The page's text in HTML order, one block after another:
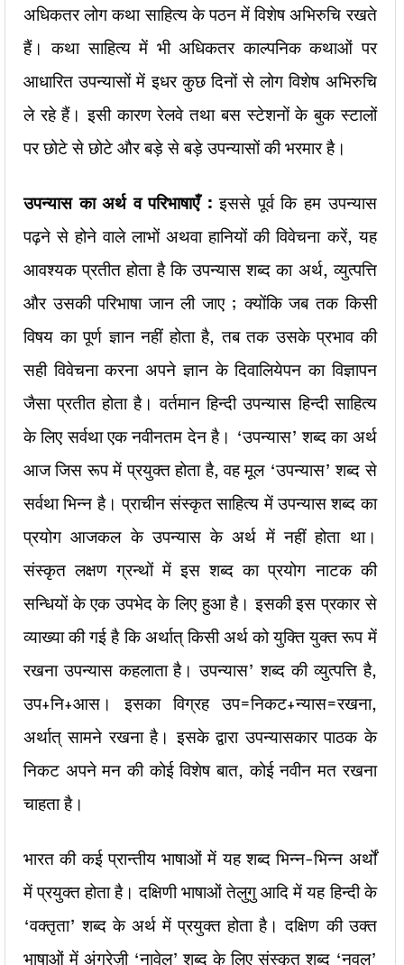
अधिकतर लोग कथा साहित्य के पठन में विशेष अभिरुचि रखते
हैं। कथा साहित्य में भी अधिकतर काल्पनिक कथाओं पर
आधारित उपन्यासों में इधर कुछ दिनों से लोग विशेष अभिरुचि
ले रहे हैं। इसी कारण रेलवे तथा बस स्टेशनों के बुक स्टालों
पर छोटे से छोटे और बड़े से बड़े उपन्यासों की भरमार है।
उपन्यास का अर्थ व परिभाषाएँ : इससे पूर्व कि हम उपन्यास
पढ़ने से होने वाले लाभों अथवा हानियों की विवेचना करें, यह
आवश्यक प्रतीत होता है कि उपन्यास शब्द का अर्थ, व्युत्पत्ति
और उसकी परिभाषा जान ली जाए ; क्योंकि जब तक किसी
विषय का पूर्ण ज्ञान नहीं होता है, तब तक उसके प्रभाव की
सही विवेचना करना अपने ज्ञान के दिवालियेपन का विज्ञापन
जैसा प्रतीत होता है। वर्तमान हिन्दी उपन्यास हिन्दी साहित्य
के लिए सर्वथा एक नवीनतम देन है। ‘उपन्यास’ शब्द का अर्थ
आज जिस रूप में प्रयुक्त होता है, वह मूल ‘उपन्यास’ शब्द से
सर्वथा भिन्न है। प्राचीन संस्कृत साहित्य में उपन्यास शब्द का
प्रयोग आजकल के उपन्यास के अर्थ में नहीं होता था।
संस्कृत लक्षण ग्रन्थों में इस शब्द का प्रयोग नाटक की
सन्धियों के एक उपभेद के लिए हुआ है। इसकी इस प्रकार से
व्याख्या की गई है कि अर्थात् किसी अर्थ को युक्ति युक्त रूप में
रखना उपन्यास कहलाता है। उपन्यास’ शब्द की व्युत्पत्ति है,
उप+नि+आस। इसका विग्रह उप=निकट+न्यास=रखना,
अर्थात् सामने रखना है। इसके द्वारा उपन्यासकार पाठक के
निकट अपने मन की कोई विशेष बात, कोई नवीन मत रखना
चाहता है।
भारत की कई प्रान्तीय भाषाओं में यह शब्द भिन्न-भिन्न अर्थों
में प्रयुक्त होता है। दक्षिणी भाषाओं तेलुगु आदि में यह हिन्दी के
‘वक्तृता’ शब्द के अर्थ में प्रयुक्त होता है। दक्षिण की उक्त
भाषाओं में अंग्रेज़ी ‘नावेल’ शब्द के लिए संस्कृत शब्द ‘नवल’